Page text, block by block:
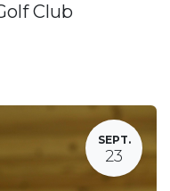
Club
SEPT.
23